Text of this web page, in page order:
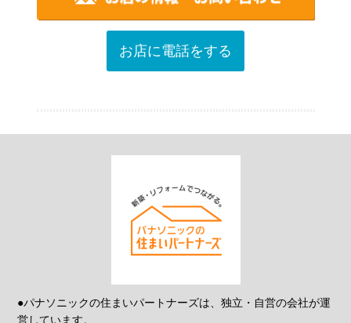
お店に電話をする
●パナソニックの住まいパートナーズは、独立・自営の会社が運
営しています。